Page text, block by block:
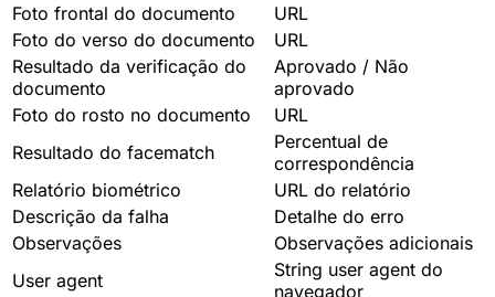
Foto frontal do documento
URL
Foto do verso do documento
URL
Resultado da verificação do
documento
Aprovado / Não
aprovado
Foto do rosto no documento
URL
Resultado do facematch
Percentual de
correspondência
Relatório biométrico
URL do relatório
Descrição da falha
Detalhe do erro
Observações
Observações adicionais
User agent
String user agent do
navegador